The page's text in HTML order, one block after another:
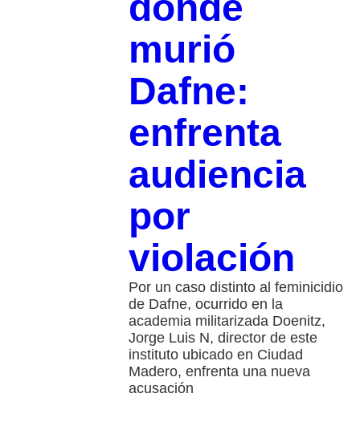
murió
Dafne:
enfrenta
audiencia
por
violación
Por un caso distinto al feminicidio
de Dafne, ocurrido en la
academia militarizada Doenitz,
Jorge Luis N, director de este
instituto ubicado en Ciudad
Madero, enfrenta una nueva
acusación